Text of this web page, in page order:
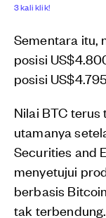
3 kali klik!
Sementara itu,
posisi
posisi
Nilai BTC
utamanya
Securities and
menyetujui
berbasis
tak